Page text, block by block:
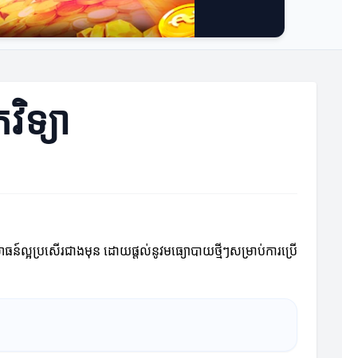
ទ្យា
ធន៍ល្អប្រសើរជាងមុន ដោយផ្តល់នូវមធ្យោបាយថ្មីៗសម្រាប់ការប្រើ